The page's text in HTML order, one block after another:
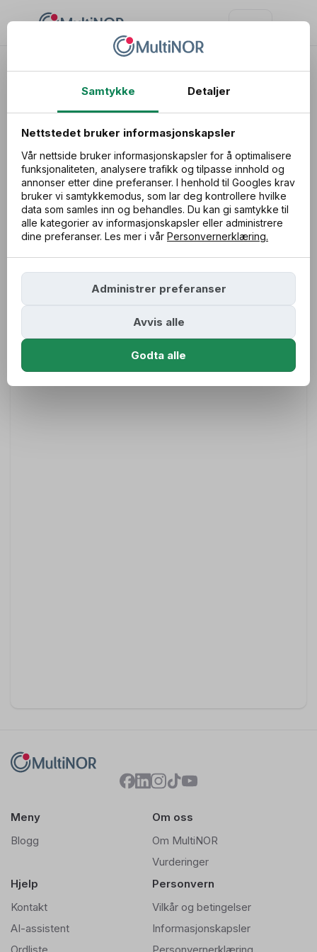
MultiNOR vurderinger
Se hvordan kundene våre vurderer oss på
Trustpilot
Vi gir hver kunde en individuell oppfølging og tilbyr
full service fra start til slutt. Hver kunde får en
dedikert rådgiver som sørger for at dokumentene er
Trustpilot nedenfor.
Meny
Blogg
Om oss
Om MultiNOR
Vurderinger
Hjelp
Kontakt
AI-assistent
Personvern
Vilkår og betingelser
Informasjonskapsler
Samtykke Detaljer
Nettstedet bruker informasjonskapsler
Vår nettside bruker informasjonskapsler for å optimalisere
funksjonaliteten, analysere trafikk og tilpasse innhold og
annonser etter dine preferanser. I henhold til Googles krav
bruker vi samtykkemodus, som lar deg kontrollere hvilke
data som samles inn og behandles. Du kan gi samtykke til
alle kategorier av informasjonskapsler eller administrere
dine preferanser. Les mer i vår Personvernerklæring.
Administrer preferanser
Avvis alle
Godta alle